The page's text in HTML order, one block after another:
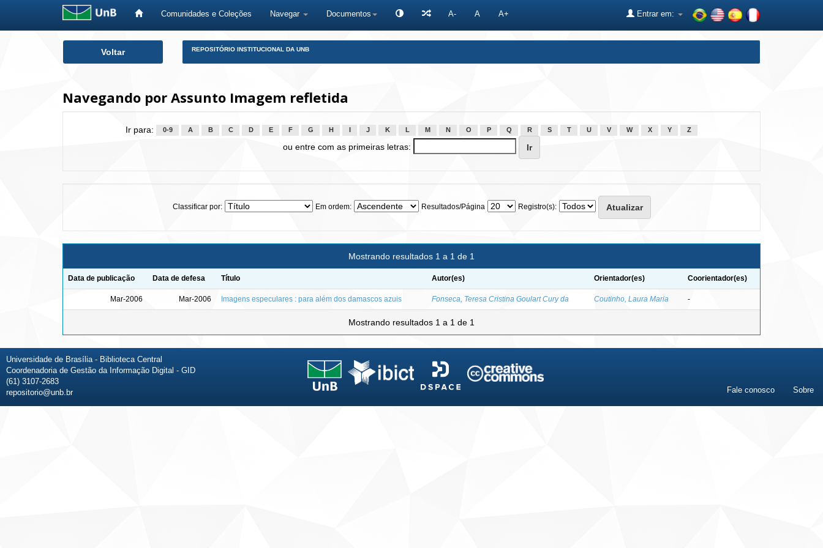
Comunidades e Coleções Navegar Documentos A- A A+ Entrar em:
Voltar REPOSITÓRIO INSTITUCIONAL DA UNB
Navegando por Assunto Imagem refletida
Ir para: 0-9 A B C D E F G H J K L M N O P Q R S T U V W X Y Z
ou entre com as primeiras letras:
Classificar por: Em ordem: Resultados/Página Registro(s):
Mostrando resultados 1 a 1 de 1
Data de publicação Data de defesa Título Autor(es) Orientador(es) Coorientador(es)
Mar-2006 Mar-2006 Imagens especulares : para além dos damascos azuis Fonseca, Teresa Cristina Goulart Cury da Coutinho, Laura Maria -
Mostrando resultados 1 a 1 de 1
Universidade de Brasília - Biblioteca Central
Coordenadoria de Gestão da Informação Digital - GID
(61) 3107-2683
repositorio@unb.br
Fale conosco Sobre